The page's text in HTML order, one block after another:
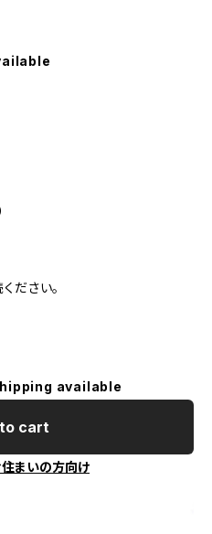
ださい。
available
cart
まいの方向け